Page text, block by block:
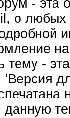
- эта
о
тему -
данную